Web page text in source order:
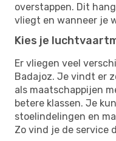
overstappen. Dit
vliegt en wanneer je
Kies je
Er vliegen veel
Badajoz. Je vindt er
als maatschappijen
betere klassen. Je
stoelindelingen en
Zo vind je de service